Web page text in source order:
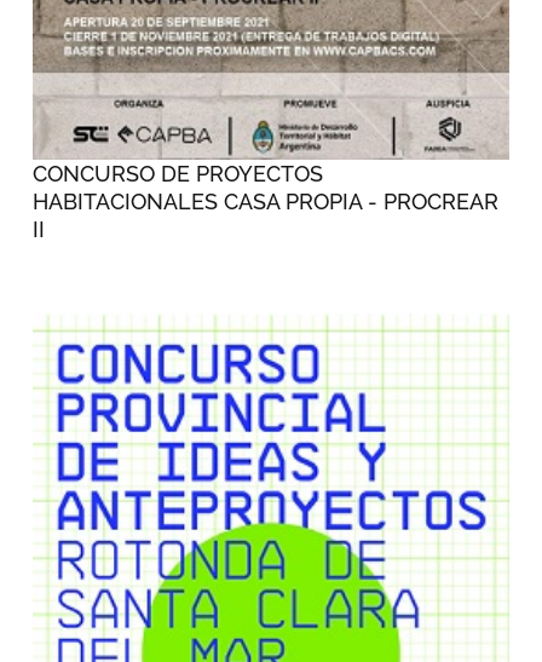
CONCURSO DE PROYECTOS
HABITACIONALES CASA PROPIA - PROCREAR
II